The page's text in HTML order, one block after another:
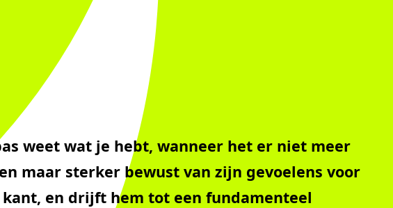
weet wat je hebt, wanneer het er niet meer
maar sterker bewust van zijn gevoelens voor
en drijft hem tot een fundamenteel